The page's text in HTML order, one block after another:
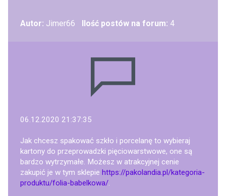
Autor: Jimer66 Ilość postów na forum: 4
06.12.2020 21:37:35
Jak chcesz spakować szkło i porcelanę to wybieraj
kartony do przeprowadzki pięciowarstwowe, one są
bardzo wytrzymałe. Możesz w atrakcyjnej cenie
zakupić je w tym sklepie https://pakolandia.pl/kategoria-
produktu/folia-babelkowa/.